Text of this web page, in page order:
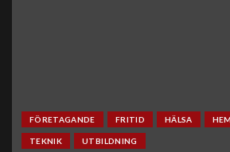
FÖRETAGANDE FRITID HÄLSA HEM
TEKNIK UTBILDNING